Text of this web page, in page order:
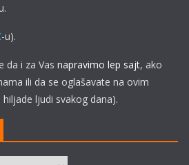
-u).
da i za Vas napravimo lep sajt, ako
ili da se oglašavate na ovim
ljudi svakog dana).